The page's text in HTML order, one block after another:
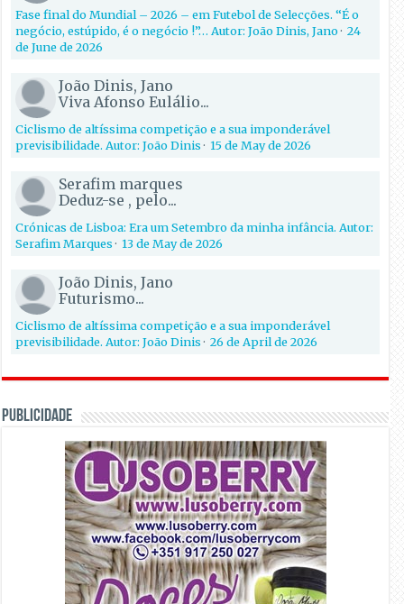
Fase final do Mundial – 2026 – em Futebol de Selecções. “É o
negócio, estúpido, é o negócio !”… Autor: João Dinis, Jano·24
de June de 2026
João Dinis, Jano
Viva Afonso Eulálio...
Ciclismo de altíssima competição e a sua imponderável
previsibilidade. Autor: João Dinis·15 de May de 2026
Serafim marques
Deduz-se , pelo...
Crónicas de Lisboa: Era um Setembro da minha infância. Autor:
Serafim Marques·13 de May de 2026
João Dinis, Jano
Futurismo...
Ciclismo de altíssima competição e a sua imponderável
previsibilidade. Autor: João Dinis·26 de April de 2026
PUBLICIDADE